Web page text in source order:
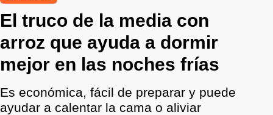
El truco de la media con
arroz que ayuda a dormir
mejor en las noches frías
Es económica, fácil de preparar y puede
ayudar a calentar la cama o aliviar